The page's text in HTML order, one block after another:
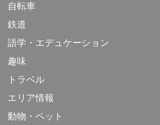
自転車
鉄道
語学・エデュケーション
趣味
トラベル
エリア情報
動物・ペット